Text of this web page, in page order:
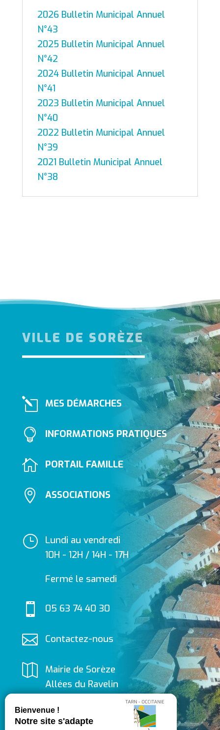
2026 Bulletin Municipal Annuel
N°43
2025 Bulletin Municipal Annuel
N°42
2024 Bulletin Municipal Annuel
N°41
2023 Bulletin Municipal Annuel
N°40
2022 Bulletin Municipal Annuel
N°39
2021 Bulletin Municipal Annuel
N°38
VILLE DE SORÈZE
l MES DÉMARCHES
 INFORMATIONS PRATIQUES
 PORTAIL FAMILLE
 ASSOCIATIONS
}
Lundi au vendredi
10H - 12H / 14H - 17H
Fermé le samedi
 05 63 74 40 30
 Contactez-nous

Mairie de Sorèze
Allées du Ravelin